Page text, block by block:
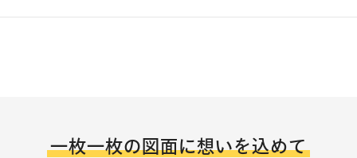
一枚一枚の図面に想いを込めて